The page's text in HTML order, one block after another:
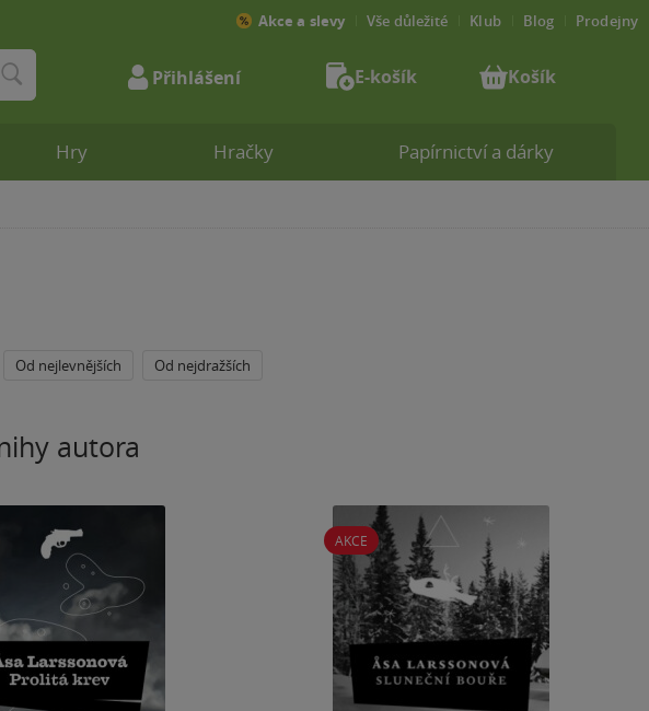
Od nejlevnějších Od nejdražších
autora
AKCE
Hry Hračky Papírnictví a dárky
Akce a slevy Vše důležité Klub Blog Prodejny
Přihlášení E-košík Košík